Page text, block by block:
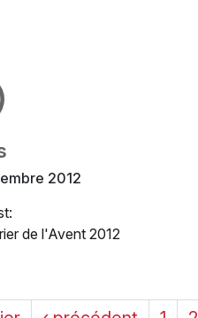
2012
de l'Avent 2012